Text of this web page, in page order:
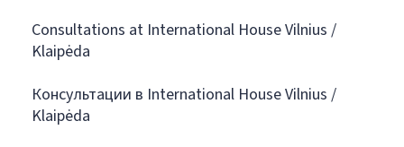
Consultations at International House Vilnius /
Klaipėda
Консультации в International House Vilnius /
Klaipėda